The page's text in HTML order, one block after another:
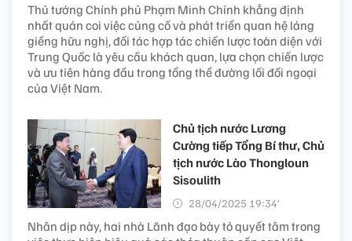
Thủ tướng Chính phủ Phạm Minh Chính khẳng định
nhất quán coi việc củng cố và phát triển quan hệ láng
giềng hữu nghị, đối tác hợp tác chiến lược toàn diện với
Trung Quốc là yêu cầu khách quan, lựa chọn chiến lược
và ưu tiên hàng đầu trong tổng thể đường lối đối ngoại
của Việt Nam.
Chủ tịch nước Lương
Cường tiếp Tổng Bí thư, Chủ
tịch nước Lào Thongloun
Sisoulith
28/04/2025 19:34’
Nhân dịp này, hai nhà Lãnh đạo bày tỏ quyết tâm trong